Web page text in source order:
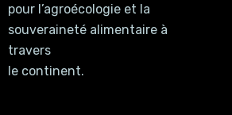
pour l’agroécologie et la
souveraineté alimentaire à
travers
le continent.